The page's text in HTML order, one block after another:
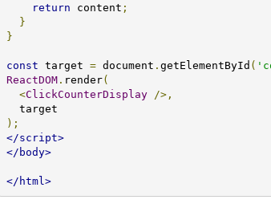
return content ;
}
}
const target = document . getElementById (
ReactDOM. render(
<ClickCounterDisplay
/>,
);
</script>
</body>
</html>